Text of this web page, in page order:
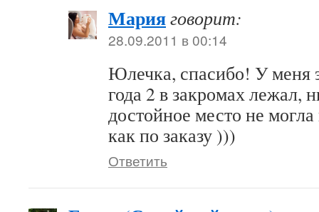
Марияговорит:
28.09.2011 в 00:14
Юлечка, спасибо! У меня
года 2 в закромах лежал,
достойное место не
как по заказу )))
Ответить